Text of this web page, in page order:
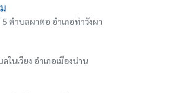
ตำบลผาตอ อำเภอท่าวังผา
นเวียง อำเภอเมืองน่าน